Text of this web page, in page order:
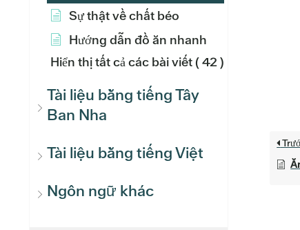
Sự thật về chất béo
Hướng dẫn đồ ăn nhanh
Hiển thị tất cả các bài viết( 42 )
Tài liệu bằng tiếng Tây
Ban Nha
Tài liệu bằng tiếng Việt
Ngôn ngữ khác